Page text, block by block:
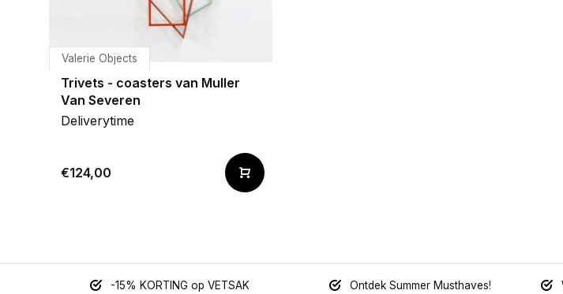
Valerie Objects
Trivets - coasters van Muller
Van Severen
Deliverytime
€124,00
-15% KORTING op VETSAK Ontdek Summer Musthaves!